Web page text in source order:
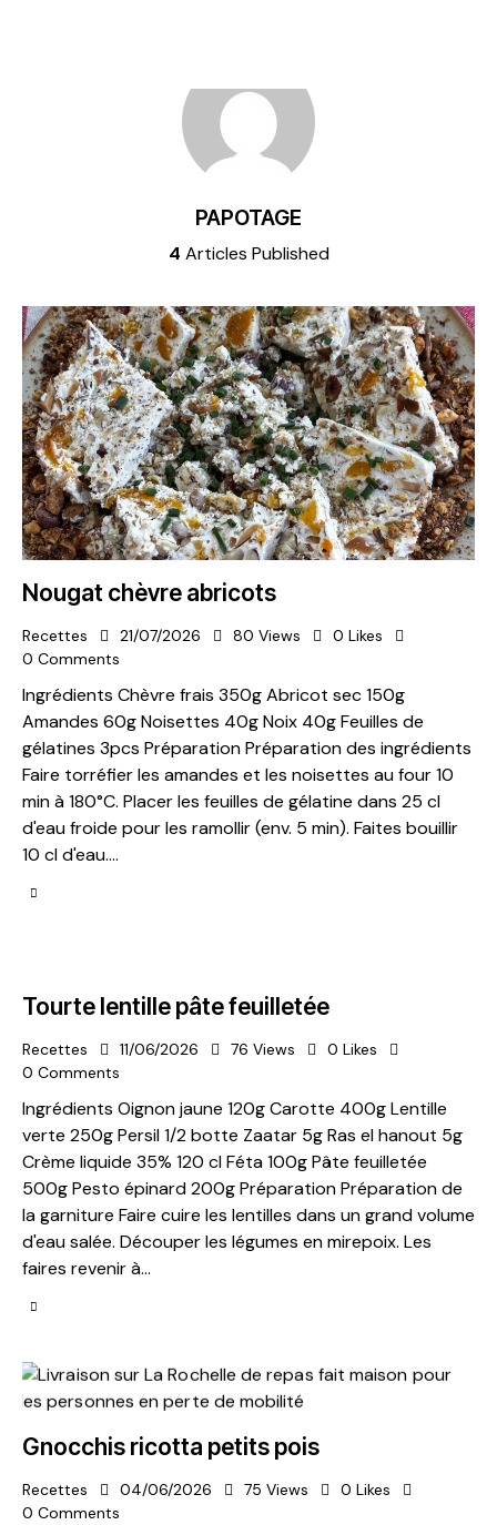
PAPOTAGE
4 Articles Published
Nougat chèvre abricots
Recettes 21/07/2026 80 Views 0 Likes
0 Comments
Ingrédients Chèvre frais 350g Abricot sec 150g
Amandes 60g Noisettes 40g Noix 40g Feuilles de
gélatines 3pcs Préparation Préparation des ingrédients
Faire torréfier les amandes et les noisettes au four 10
min à 180°C. Placer les feuilles de gélatine dans 25 cl
d'eau froide pour les ramollir (env. 5 min). Faites bouillir
10 cl d'eau.…
Tourte lentille pâte feuilletée
Recettes 11/06/2026 76 Views 0 Likes
0 Comments
Ingrédients Oignon jaune 120g Carotte 400g Lentille
verte 250g Persil 1/2 botte Zaatar 5g Ras el hanout 5g
Crème liquide 35% 120 cl Féta 100g Pâte feuilletée
500g Pesto épinard 200g Préparation Préparation de
la garniture Faire cuire les lentilles dans un grand volume
d'eau salée. Découper les légumes en mirepoix. Les
faires revenir à…
Gnocchis ricotta petits pois
Recettes 04/06/2026 75 Views 0 Likes
0 Comments